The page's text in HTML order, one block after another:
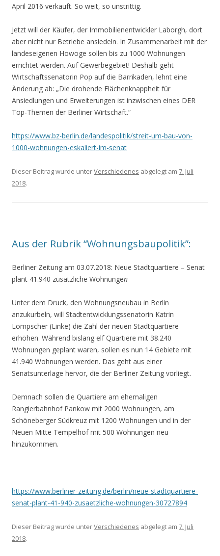
April 2016 verkauft. So weit, so unstrittig.
Jetzt will der Käufer, der Immobilienentwickler Laborgh, dort
aber nicht nur Betriebe ansiedeln. In Zusammenarbeit mit der
landeseigenen Howoge sollen bis zu 1000 Wohnungen
errichtet werden. Auf Gewerbegebiet! Deshalb geht
Wirtschaftssenatorin Pop auf die Barrikaden, lehnt eine
Änderung ab: „Die drohende Flächenknappheit für
Ansiedlungen und Erweiterungen ist inzwischen eines DER
Top-Themen der Berliner Wirtschaft.“
https://www.bz-berlin.de/landespolitik/streit-um-bau-von-
1000-wohnungen-eskaliert-im-senat
Dieser Beitrag wurde unterVerschiedenes abgelegt am 7. Juli
2018.
Aus der Rubrik “Wohnungsbaupolitik”:
Berliner Zeitung am 03.07.2018: Neue Stadtquartiere – Senat
plant 41.940 zusätzliche Wohnungen
Unter dem Druck, den Wohnungsneubau in Berlin
anzukurbeln, will Stadtentwicklungssenatorin Katrin
Lompscher (Linke) die Zahl der neuen Stadtquartiere
erhöhen. Während bislang elf Quartiere mit 38.240
Wohnungen geplant waren, sollen es nun 14 Gebiete mit
41.940 Wohnungen werden. Das geht aus einer
Senatsunterlage hervor, die der Berliner Zeitung vorliegt.
Demnach sollen die Quartiere am ehemaligen
Rangierbahnhof Pankow mit 2000 Wohnungen, am
Schöneberger Südkreuz mit 1200 Wohnungen und in der
Neuen Mitte Tempelhof mit 500 Wohnungen neu
hinzukommen.
https://www.berliner-zeitung.de/berlin/neue-stadtquartiere-
senat-plant-41-940-zusaetzliche-wohnungen-30727894
Dieser Beitrag wurde unterVerschiedenes abgelegt am 7. Juli
2018.